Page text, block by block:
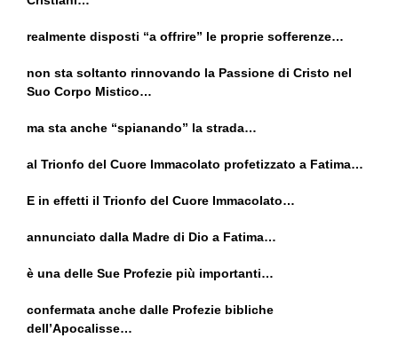
realmente disposti “a offrire” le proprie sofferenze…
non sta soltanto rinnovando la Passione di Cristo nel
Suo Corpo Mistico…
ma sta anche “spianando” la strada…
al Trionfo del Cuore Immacolato profetizzato a Fatima…
E in effetti il Trionfo del Cuore Immacolato…
annunciato dalla Madre di Dio a Fatima…
è una delle Sue Profezie più importanti…
confermata anche dalle Profezie bibliche
dell’Apocalisse…